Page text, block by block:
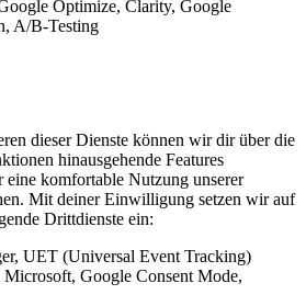
Optimize, Clarity, Google
A/B-Testing
dieser Dienste können wir dir über die
hinausgehende Features
eine komfortable Nutzung unserer
Mit deiner Einwilligung setzen wir auf
Drittdienste ein:
UET (Universal Event Tracking)
Google Consent Mode,